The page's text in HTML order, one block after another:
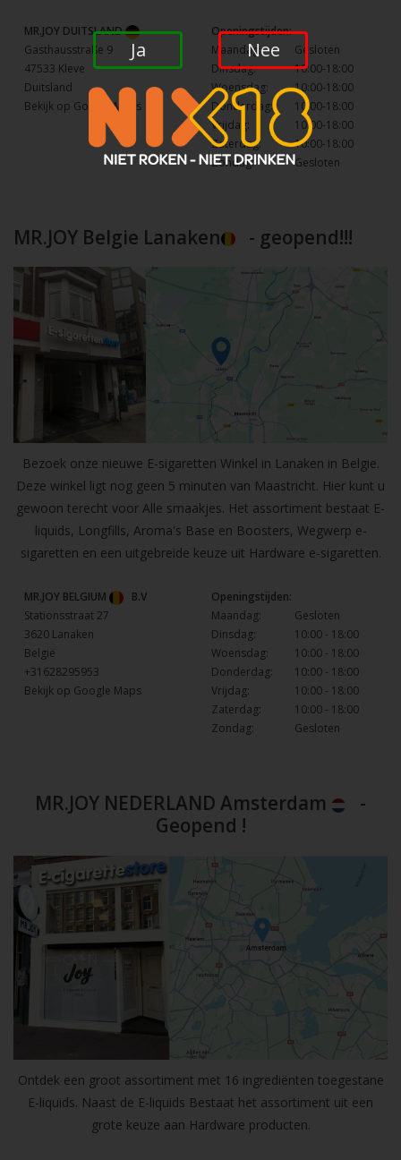
MR.JOY DUITSLAND
Gasthausstraße 9
47533 Kleve
Duitsland
Bekijk op Google Maps
Openingstijden:
Maandag:
Gesloten
Dinsdag:
10:00-18:00
Woensdag:
10:00-18:00
Donderdag:
10:00-18:00
Vrijdag:
10:00-18:00
Zaterdag:
10:00-18:00
Zondag:
Gesloten
MR.JOY Belgie Lanaken - geopend!!!
Bezoek onze nieuwe E-sigaretten Winkel in Lanaken in Belgie.
Deze winkel ligt nog geen 5 minuten van Maastricht. Hier kunt u
gewoon terecht voor Alle smaakjes. Het assortiment bestaat E-
liquids, Longfills, Aroma's Base en Boosters, Wegwerp e-
sigaretten en een uitgebreide keuze uit Hardware e-sigaretten.
MR.JOY BELGIUM
B.V
Stationsstraat 27
3620 Lanaken
België
+31628295953
Bekijk op Google Maps
Openingstijden:
Maandag:
Gesloten
Dinsdag:
10:00 - 18:00
Woensdag:
10:00 - 18:00
Donderdag:
10:00 - 18:00
Vrijdag:
10:00 - 18:00
Zaterdag:
10:00 - 18:00
Zondag:
Gesloten
MR.JOY NEDERLAND Amsterdam
-
Geopend !
Ontdek een groot assortiment met 16 ingrediënten toegestane
E-liquids. Naast de E-liquids Bestaat het assortiment uit een
grote keuze aan Hardware producten.
Ja Nee